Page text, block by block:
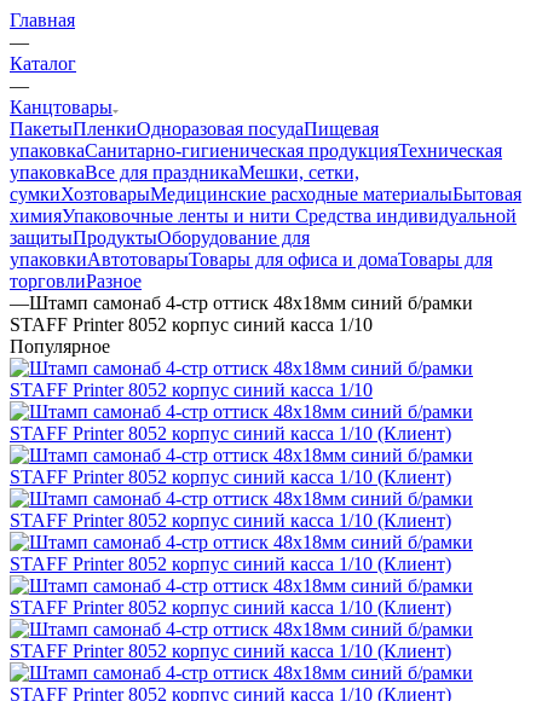
Главная
—
Каталог
—
Канцтовары
ПакетыПленкиОдноразовая посудаПищевая
упаковкаСанитарно-гигиеническая продукцияТехническая
упаковкаВсе для праздникаМешки, сетки,
сумкиХозтоварыМедицинские расходные материалыБытовая
химияУпаковочные ленты и нити Средства индивидуальной
защитыПродуктыОборудование для
упаковкиАвтотоварыТовары для офиса и домаТовары для
торговлиРазное
—Штамп самонаб 4-стр оттиск 48х18мм синий б/рамки
STAFF Printer 8052 корпус синий касса 1/10
Популярное